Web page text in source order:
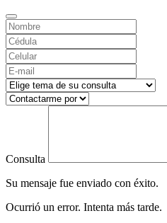
Consulta
Su mensaje fue enviado con éxito.
Ocurrió un error. Intenta más tarde.